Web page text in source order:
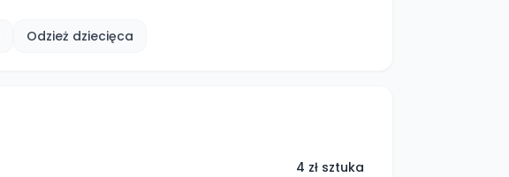
Odzież dziecięca
4 zł sztuka